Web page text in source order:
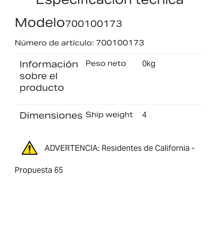
Modelo700100173
Número de artículo: 700100173
Información
sobre el
producto
Peso neto 0kg
Dimensiones Ship weight 4
ADVERTENCIA: Residentes de California -
Propuesta 65